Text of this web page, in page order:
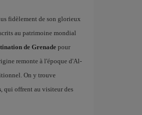
fidèlement de son glorieux
au patrimoine mondial
de Grenadepour
remonte à l'époque d'Al-
On y trouve
, qui offrent au visiteur des